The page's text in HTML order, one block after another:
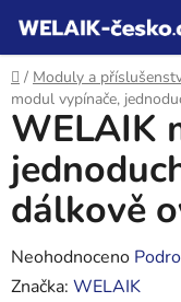
obsah
Domů
/ Moduly a
modul vypínače,
WELAIK
dálkově
Průměrné
hodnocení
Neohodnoceno
Značka: WELAIK